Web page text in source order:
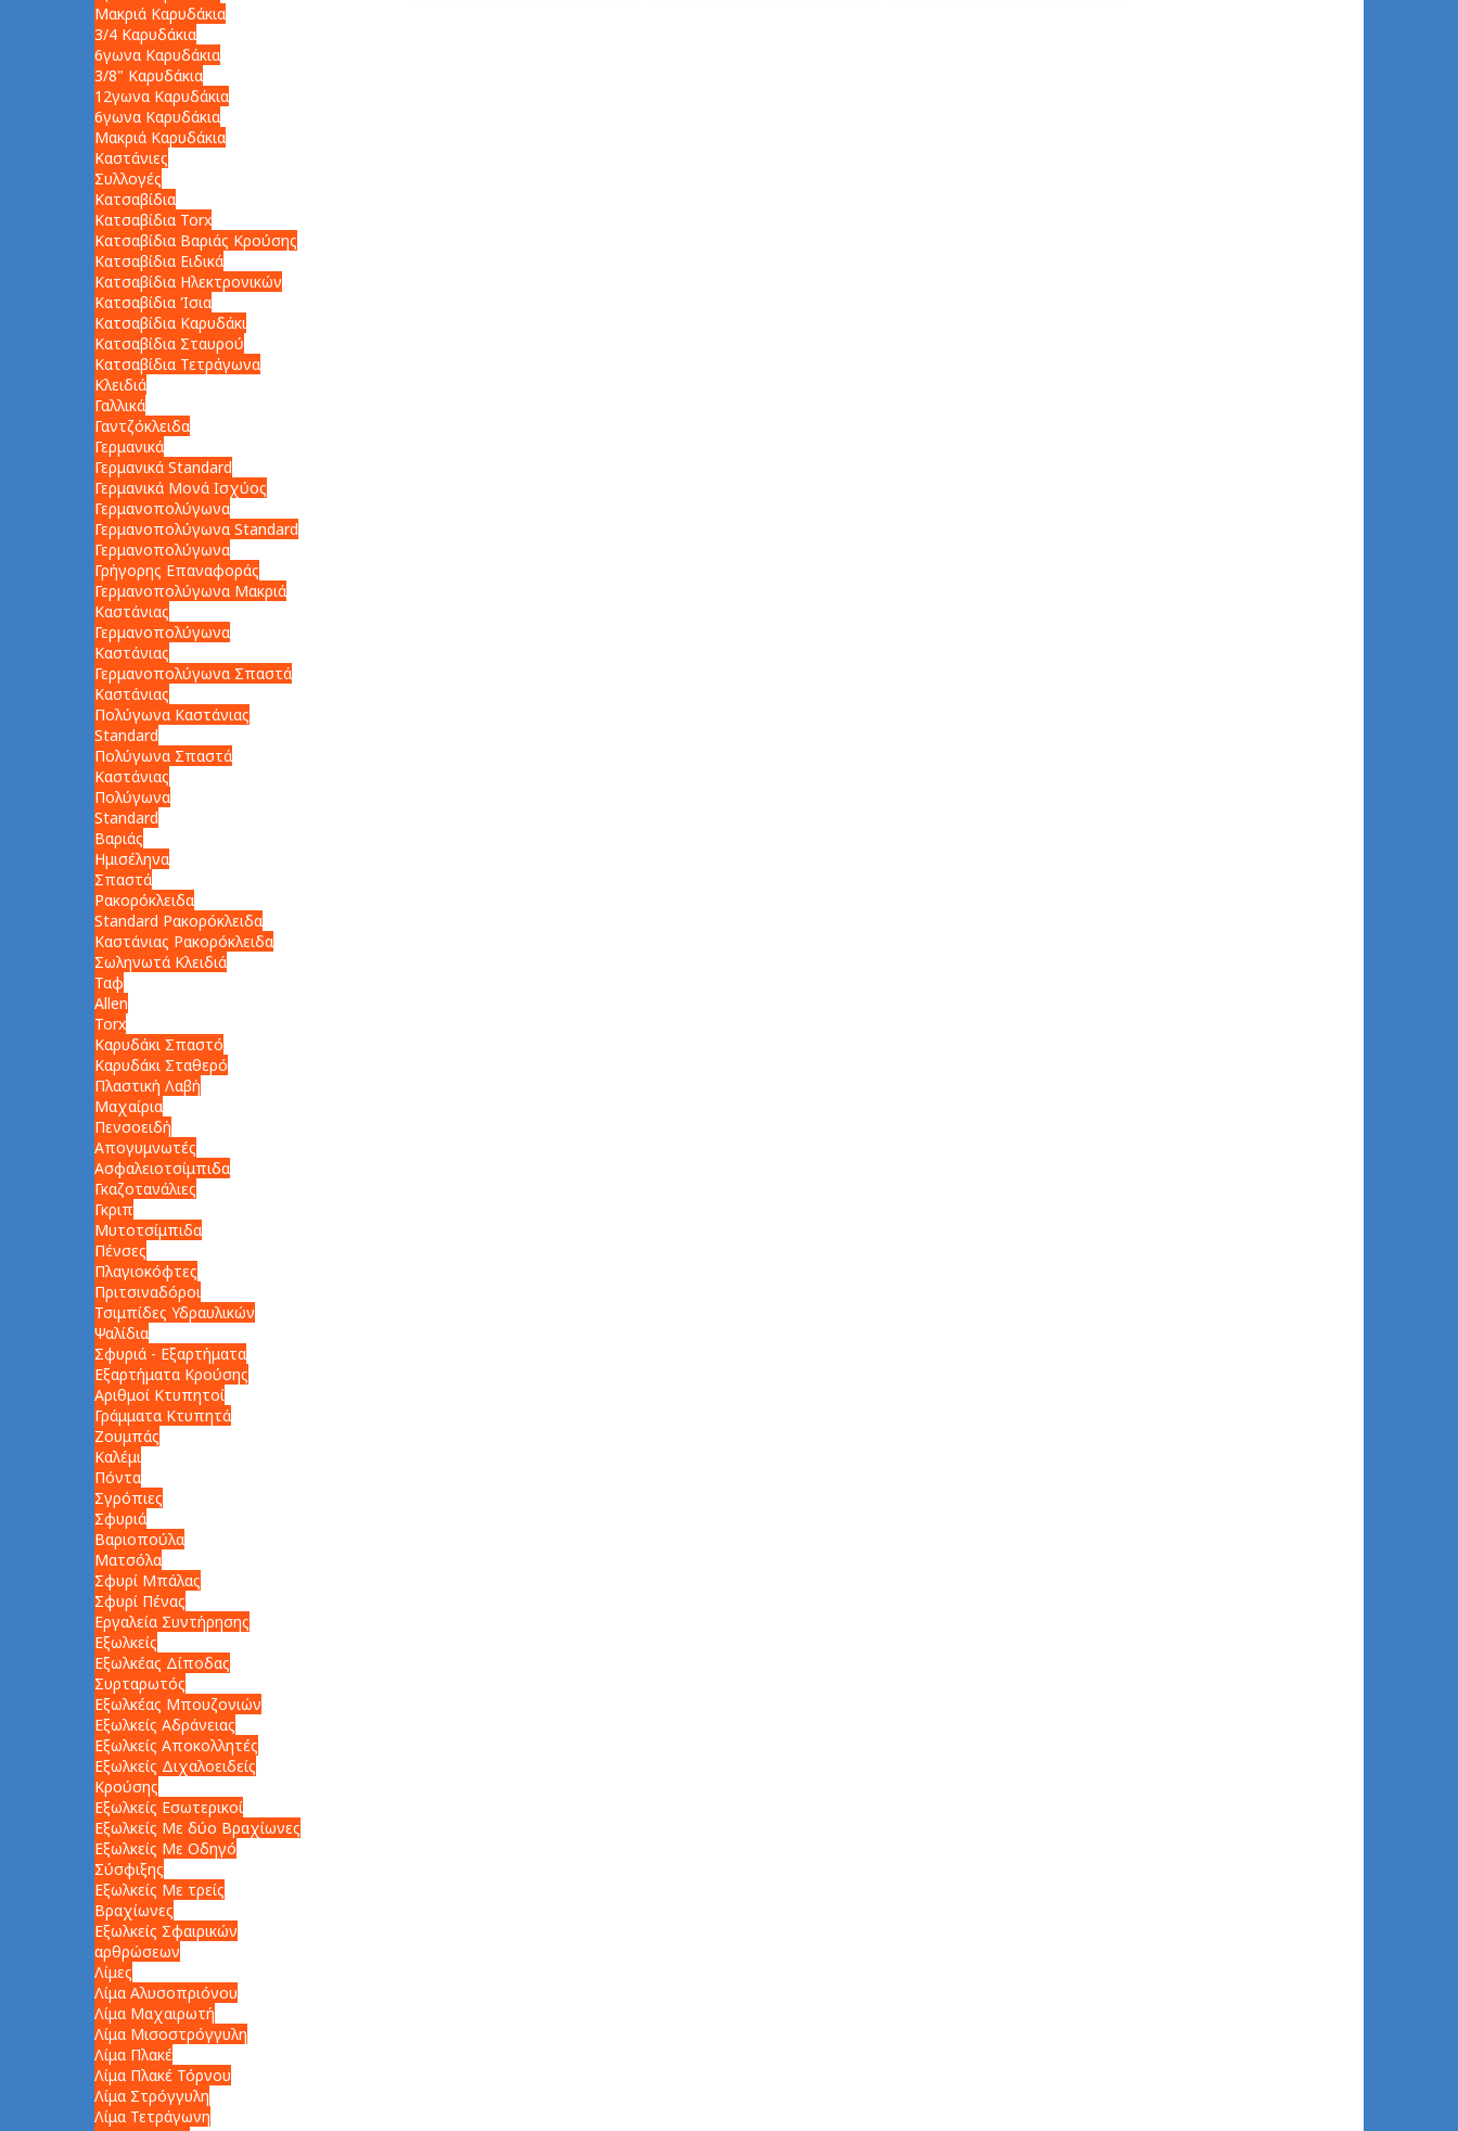
Μακριά Καρυδάκια
3/4 Καρυδάκια
6γωνα Καρυδάκια
3/8" Καρυδάκια
12γωνα Καρυδάκια
6γωνα Καρυδάκια
Μακριά Καρυδάκια
Καστάνιες
Συλλογές
Κατσαβίδια
Κατσαβίδια Torx
Κατσαβίδια Βαριάς Κρούσης
Κατσαβίδια Ειδικά
Κατσαβίδια Ηλεκτρονικών
Κατσαβίδια Ίσια
Κατσαβίδια Καρυδάκι
Κατσαβίδια Σταυρού
Κατσαβίδια Τετράγωνα
Κλειδιά
Γαλλικά
Γαντζόκλειδα
Γερμανικά
Γερμανικά Standard
Γερμανικά Μονά Ισχύος
Γερμανοπολύγωνα
Γερμανοπολύγωνα Standard
Γερμανοπολύγωνα
Γρήγορης Επαναφοράς
Γερμανοπολύγωνα Μακριά
Καστάνιας
Γερμανοπολύγωνα
Καστάνιας
Γερμανοπολύγωνα Σπαστά
Καστάνιας
Πολύγωνα Καστάνιας
Standard
Πολύγωνα Σπαστά
Καστάνιας
Πολύγωνα
Standard
Βαριάς
Ημισέληνα
Σπαστά
Ρακορόκλειδα
Standard Ρακορόκλειδα
Καστάνιας Ρακορόκλειδα
Σωληνωτά Κλειδιά
Ταφ
Allen
Torx
Καρυδάκι Σπαστό
Καρυδάκι Σταθερό
Πλαστική Λαβή
Μαχαίρια
Πενσοειδή
Απογυμνωτές
Ασφαλειοτσίμπιδα
Γκαζοτανάλιες
Γκριπ
Μυτοτσίμπιδα
Πένσες
Πλαγιοκόφτες
Πριτσιναδόροι
Τσιμπίδες Υδραυλικών
Ψαλίδια
Σφυριά - Εξαρτήματα
Εξαρτήματα Κρούσης
Αριθμοί Κτυπητοί
Γράμματα Κτυπητά
Ζουμπάς
Καλέμι
Πόντα
Σγρόπιες
Σφυριά
Βαριοπούλα
Ματσόλα
Σφυρί Μπάλας
Σφυρί Πένας
Εργαλεία Συντήρησης
Εξωλκείς
Εξωλκέας Δίποδας
Συρταρωτός
Εξωλκέας Μπουζονιών
Εξωλκείς Αδράνειας
Εξωλκείς Αποκολλητές
Εξωλκείς Διχαλοειδείς
Κρούσης
Εξωλκείς Εσωτερικοί
Εξωλκείς Με δύο Βραχίωνες
Εξωλκείς Με Οδηγό
Σύσφιξης
Εξωλκείς Με τρείς
Βραχίωνες
Εξωλκείς Σφαιρικών
αρθρώσεων
Λίμες
Λίμα Αλυσοπριόνου
Λίμα Μαχαιρωτή
Λίμα Μισοστρόγγυλη
Λίμα Πλακέ
Λίμα Πλακέ Τόρνου
Λίμα Στρόγγυλη
Λίμα Τετράγωνη